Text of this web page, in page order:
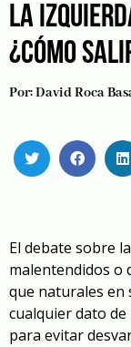
LA
¿CÓMO
Por:David Roca
El debate sobre
malentendidos o
que naturales en
cualquier dato
para evitar